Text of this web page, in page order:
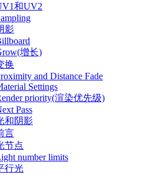
和UV2
影
增长)
换
and Distance Fade
Settings
priority(渲染优先级)
Pass
和阴影
言
节点
number limits
行光